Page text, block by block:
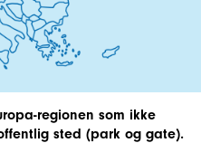
regionen som ikke
sted (park og gate).